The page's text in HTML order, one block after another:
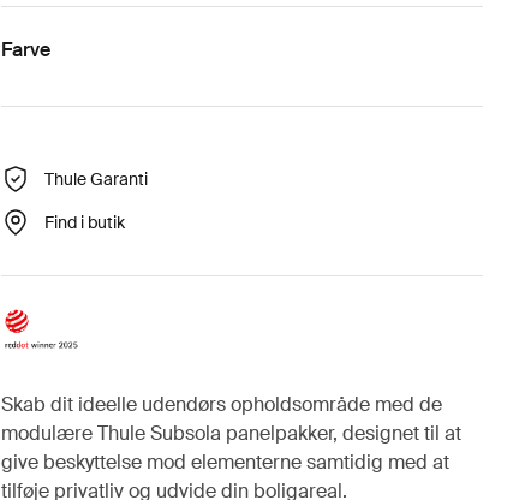
Farve
Thule Garanti
Find i butik
Skab dit ideelle udendørs opholdsområde med de
modulære Thule Subsola panelpakker, designet til at
give beskyttelse mod elementerne samtidig med at
tilføje privatliv og udvide din boligareal.